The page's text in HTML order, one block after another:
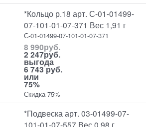
*Кольцо р.18 арт. С-01-01499-
07-101-01-07-371 Вес 1,91 г
С-01-01499-07-101-01-07-371
8 990руб.
2 247руб.
выгода
6 743 руб.
или
75%
Скидка 75%
*Подвеска арт. 03-01499-07-
101-01-07-557 Вес 0,98 г